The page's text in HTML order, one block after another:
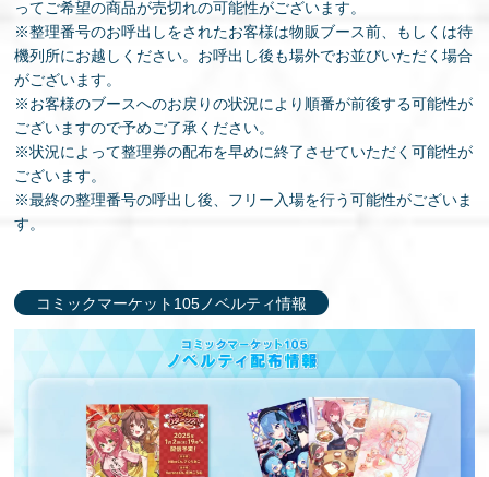
ってご希望の商品が売切れの可能性がございます。
※整理番号のお呼出しをされたお客様は物販ブース前、もしくは待
機列所にお越しください。お呼出し後も場外でお並びいただく場合
がございます。
※お客様のブースへのお戻りの状況により順番が前後する可能性が
ございますので予めご了承ください。
※状況によって整理券の配布を早めに終了させていただく可能性が
ございます。
※最終の整理番号の呼出し後、フリー入場を行う可能性がございま
す。
コミックマーケット105ノベルティ情報